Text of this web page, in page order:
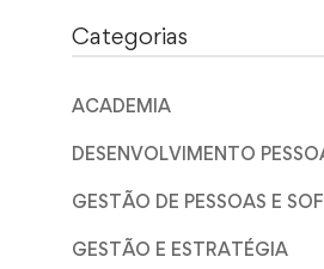
Categorias
ACADEMIA
DESENVOLVIMENTO
GESTÃO DE PESSOAS E
GESTÃO E ESTRATÉGIA